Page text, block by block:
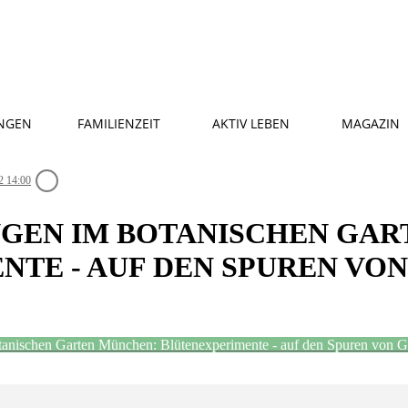
FAMILIENZEIT AKTIV LEBEN MAGAZIN
14:00
IM BOTANISCHEN
- AUF DEN SPUREN
Garten München: Blütenexperimente - auf den Spuren von